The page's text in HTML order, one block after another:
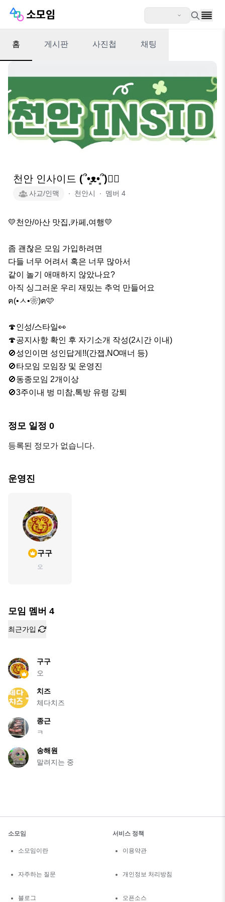
홈 게시판 사진첩 채팅
천안 인사이드 (՞•͈ᴥ•͈՞)♡⃛
사교/인맥 ∙ 천안시 ∙ 멤버 4
💛천안/아산 맛집,카페,여행💛
좀 괜찮은 모임 가입하려면
다들 너무 어려서 혹은 너무 많아서
같이 놀기 애매하지 않았나요?
아직 싱그러운 우리 재밌는 추억 만들어요
ฅ(•ㅅ•❀)ฅ🩷
🍄인성/스타일👀
🍄공지사항 확인 후 자기소개 작성(2시간 이내)
🚫성인이면 성인답게!!(간잽,NO매너 등)
🚫타모임 모임장 및 운영진
🚫동종모임 2개이상
🚫3주이내 벙 미참,톡방 유령 강퇴
정모 일정 0
등록된 정모가 없습니다.
운영진
구구
오
모임 멤버 4
최근가입
구구
오
치즈
체다치즈
종근
ㅋ
송해원
말려지는 중
소모임
소모임이란
자주하는 질문
블로그
서비스 정책
이용약관
개인정보 처리방침
오픈소스